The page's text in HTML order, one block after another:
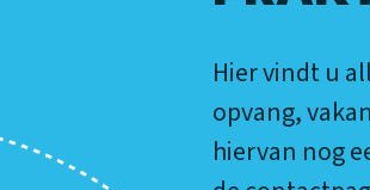
Hier vindt u
opvang,
hiervan nog